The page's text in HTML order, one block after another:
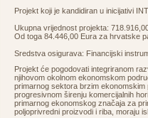
Projekt koji je kandidiran u inicijativi
Ukupna vrijednost projekta:
Od toga 84.446,00 Eura za hrvatske
Sredstva osigurava: Financijski
Projekt će pogodovati integriranom
njihovom okolnom ekonomskom
primarnog sektora brzim
progresivnom širenju komercijalnih
primarnog ekonomskog značaja za
poljoprivredni proizvodi i riba, moraju